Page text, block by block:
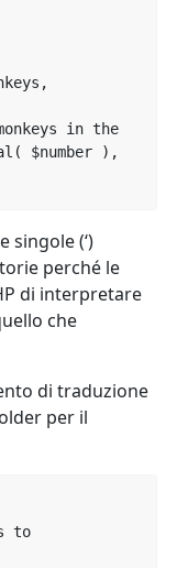
in the
$number ),
singole (‘)
perché le
di interpretare
che
di traduzione
per il
to